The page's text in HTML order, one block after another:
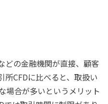
どの金融機関が直接、顧客
所CFDに比べると、取扱い
場合が多いというメリット